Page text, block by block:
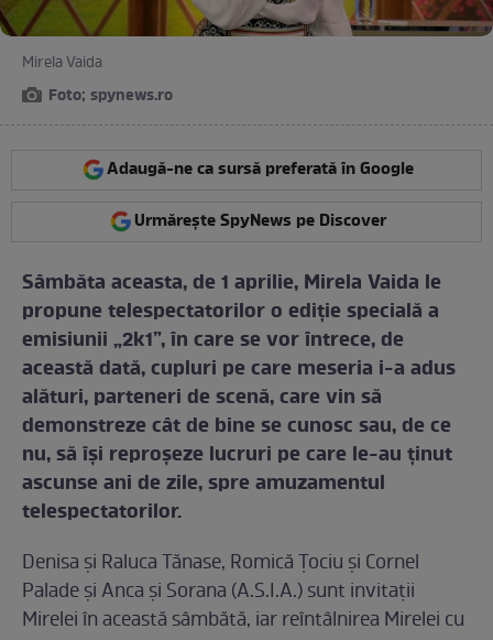
Mirela Vaida
Foto; spynews.ro
Adaugă-ne ca sursă preferată în Google
Urmărește SpyNews pe Discover
Sâmbăta aceasta, de 1 aprilie, Mirela Vaida le
propune telespectatorilor o ediţie specială a
emisiunii „2k1”, în care se vor întrece, de
această dată, cupluri pe care meseria i-a adus
alături, parteneri de scenă, care vin să
demonstreze cât de bine se cunosc sau, de ce
nu, să îşi reproşeze lucruri pe care le-au ţinut
ascunse ani de zile, spre amuzamentul
telespectatorilor.
Denisa şi Raluca Tănase, Romică Ţociu şi Cornel
Palade şi Anca şi Sorana (A.S.I.A.) sunt invitaţii
Mirelei în această sâmbătă, iar reîntâlnirea Mirelei cu